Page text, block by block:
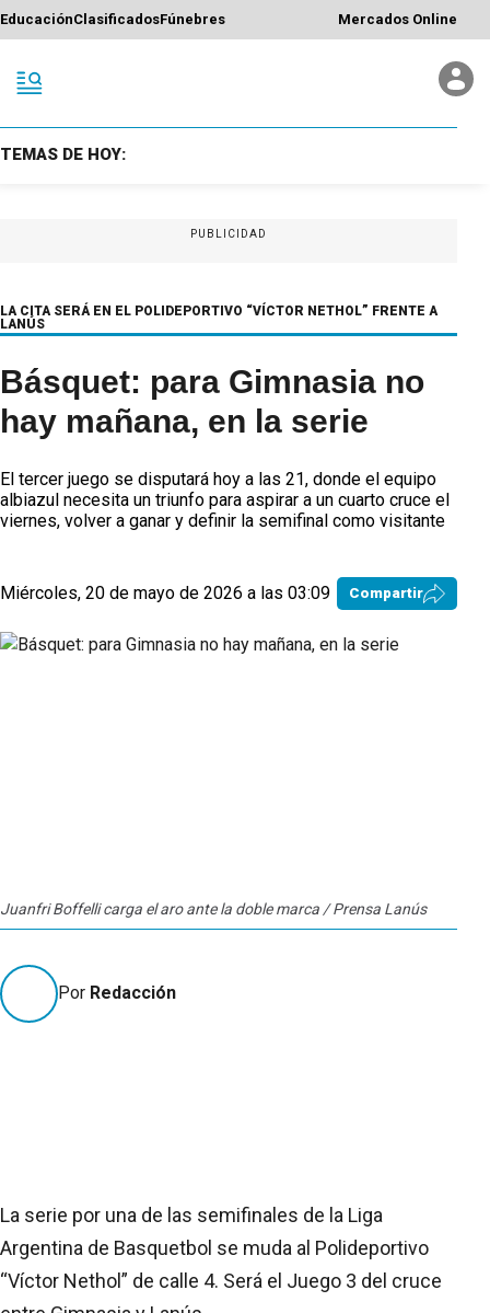
EducaciónClasificadosFúnebres Mercados Online
TEMAS DE HOY:
PUBLICIDAD
LA CITA SERÁ EN EL POLIDEPORTIVO “VÍCTOR NETHOL” FRENTE A
LANÚS
Básquet: para Gimnasia no
hay mañana, en la serie
El tercer juego se disputará hoy a las 21, donde el equipo
albiazul necesita un triunfo para aspirar a un cuarto cruce el
viernes, volver a ganar y definir la semifinal como visitante
Miércoles, 20 de mayo de 2026 a las 03:09 Compartir
Juanfri Boffelli carga el aro ante la doble marca / Prensa Lanús
Por Redacción
La serie por una de las semifinales de la Liga
Argentina de Basquetbol se muda al Polideportivo
“Víctor Nethol” de calle 4. Será el Juego 3 del cruce